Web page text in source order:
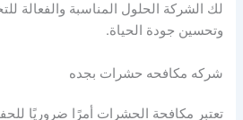
لك الشركة الحلول المناسبة والفعالة
وتحسين جودة الحياة.
شركه مكافحه حشرات بجده
تعتبر مكافحة الحشرات أمرًا ضروريًا